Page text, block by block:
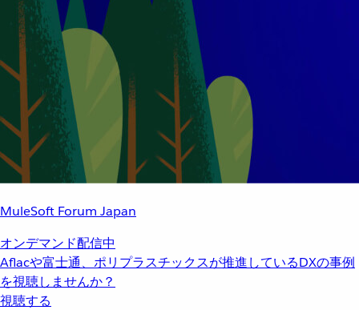
MuleSoft Forum Japan
オンデマンド配信中
Aflacや富士通、ポリプラスチックスが推進しているDXの事例
を視聴しませんか？
視聴する